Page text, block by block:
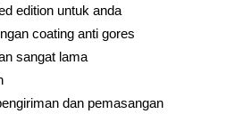
edition untuk anda
coating anti gores
sangat lama
dan pemasangan